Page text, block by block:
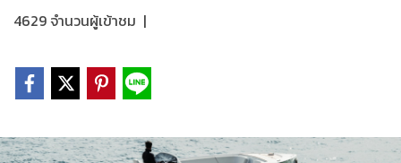
4629 จำนวนผู้เข้าชม |